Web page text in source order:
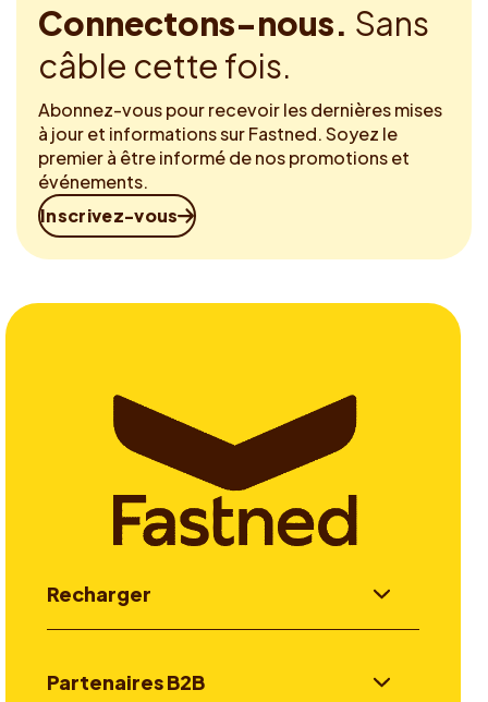
Connectons-nous. Sans
câble cette fois.
Abonnez-vous pour recevoir les dernières mises
à jour et informations sur Fastned. Soyez le
premier à être informé de nos promotions et
événements.
Inscrivez-vous
Recharger
Partenaires B2B